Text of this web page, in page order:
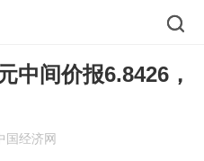
中间价报6.8426，
国经济网